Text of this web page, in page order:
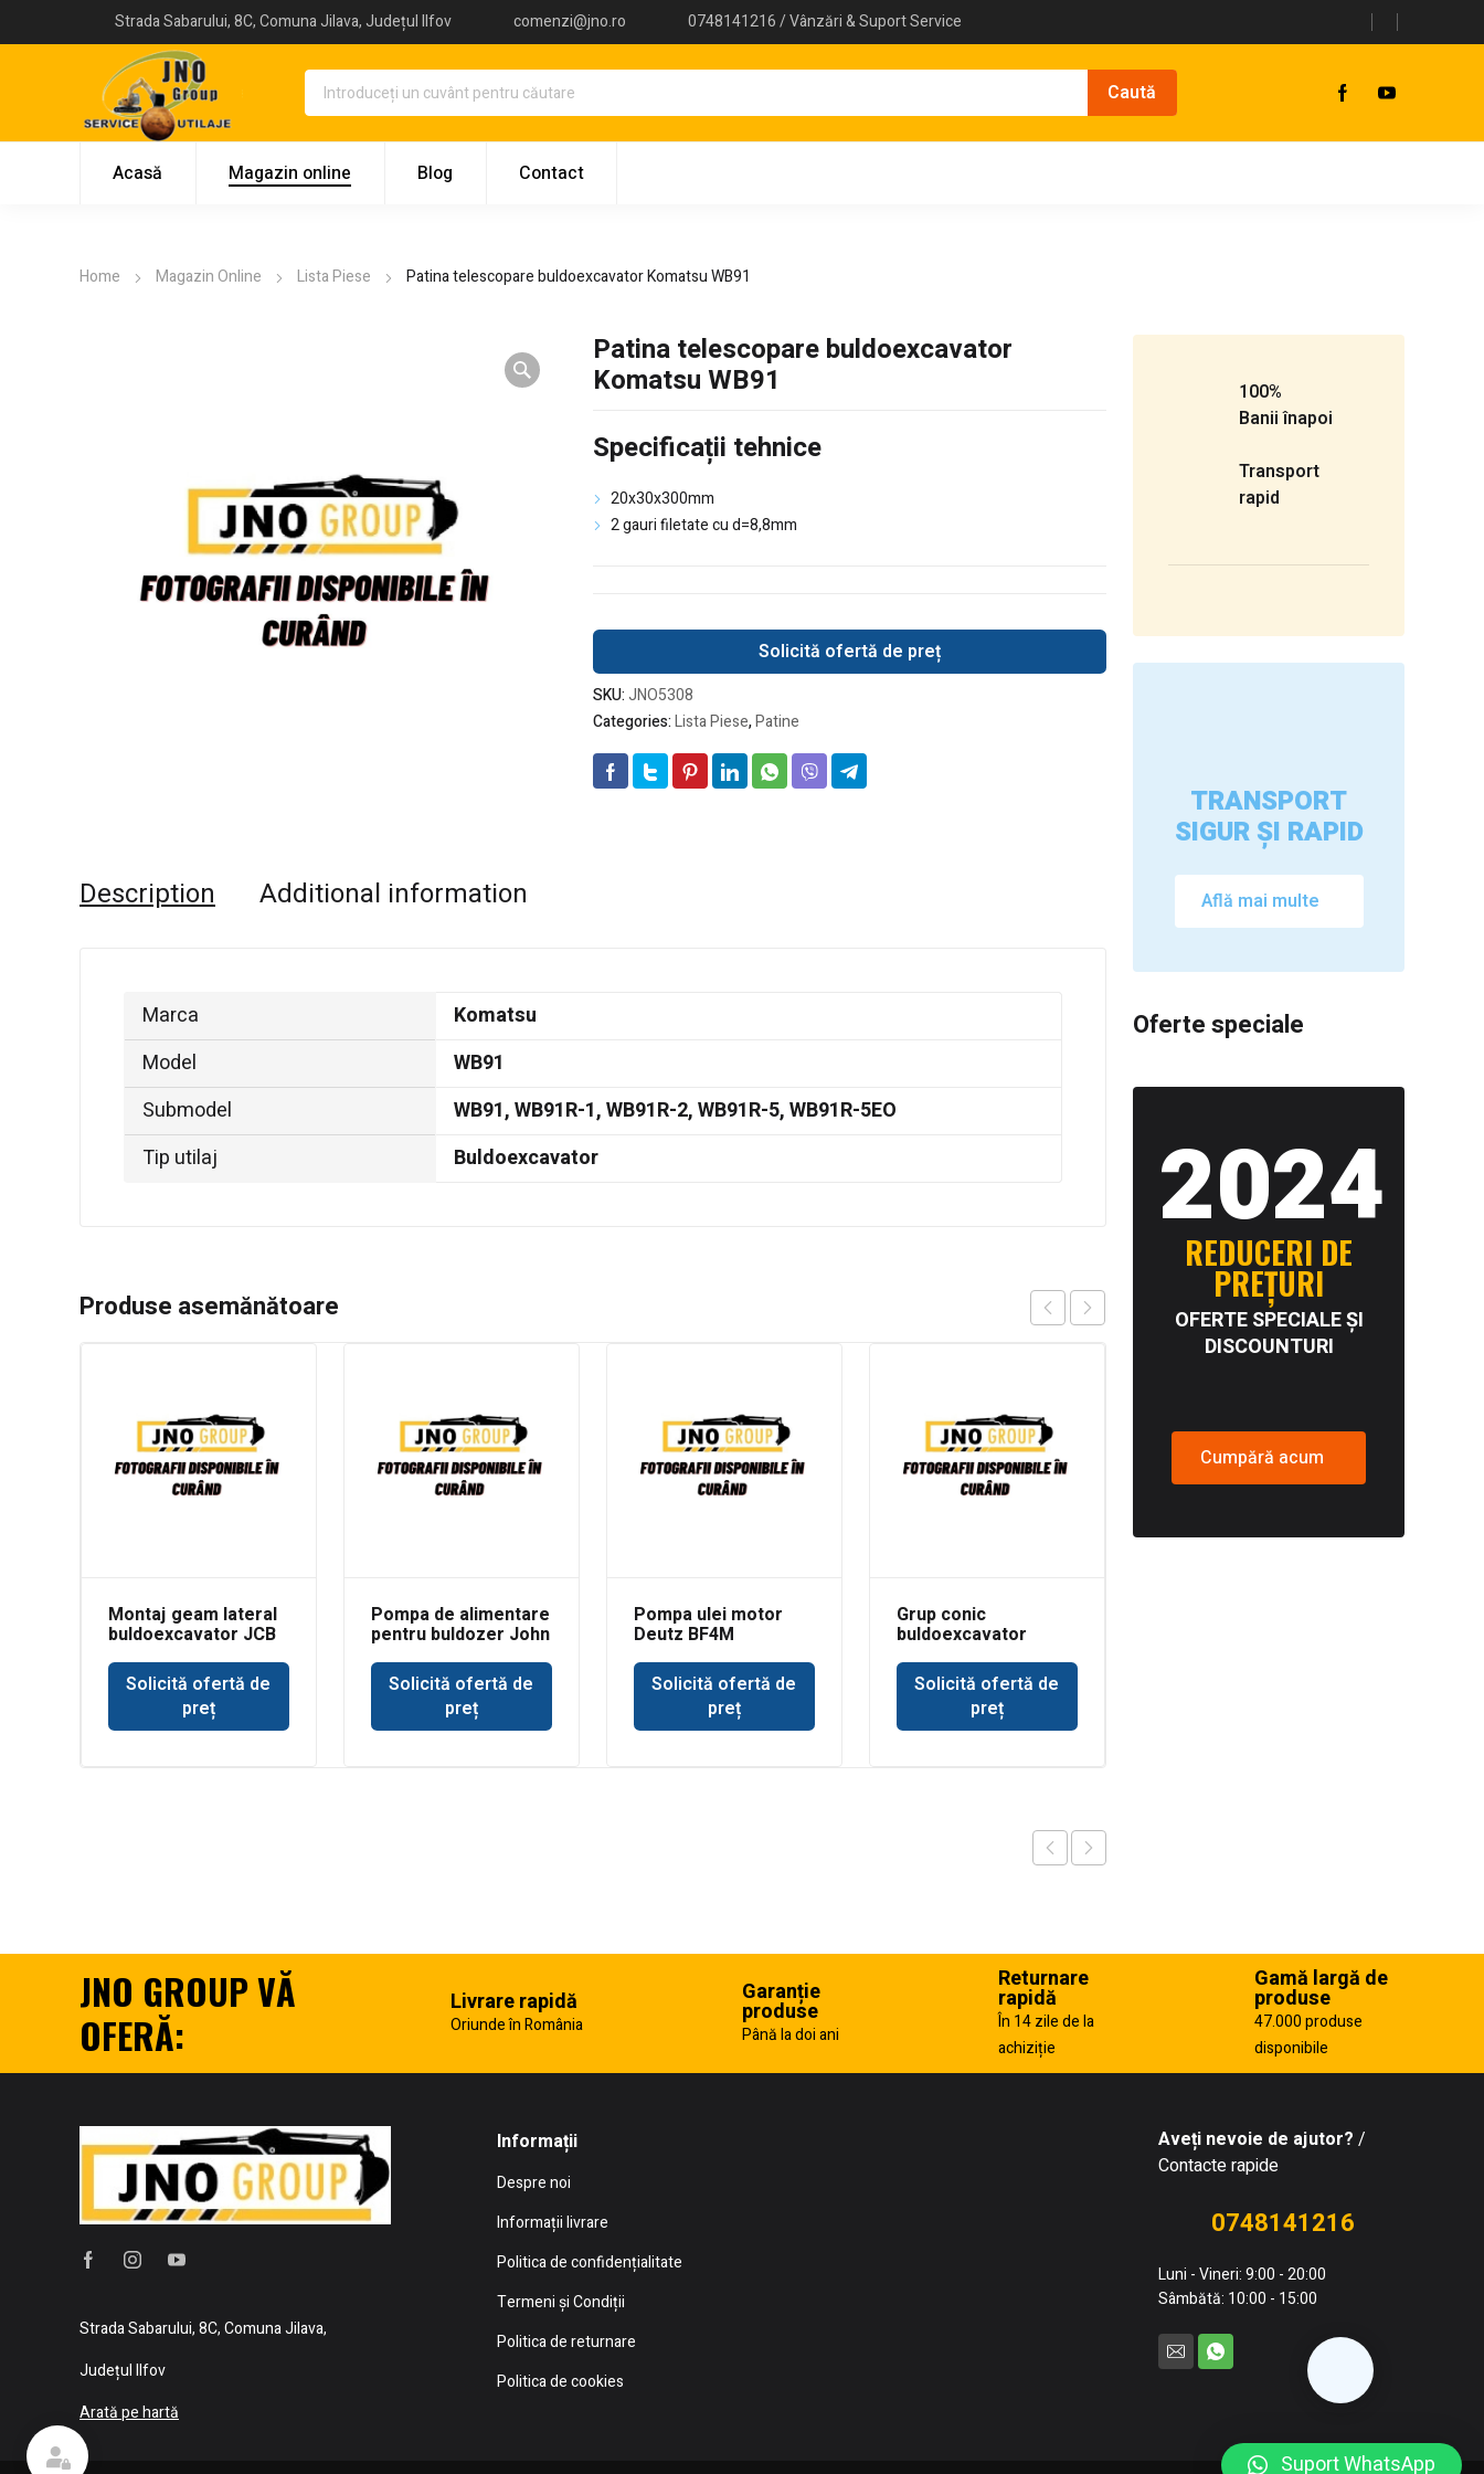
Strada Sabarului, 8C, Comuna Jilava, Județul Ilfov comenzi@jno.ro 0748141216 / Vânzări & Suport Service
Acasă Magazin online Blog Contact
Home Magazin Online Lista Piese Patina telescopare buldoexcavator Komatsu WB91
Patina telescopare buldoexcavator
Komatsu WB91
Specificații tehnice
20x30x300mm
2 gauri filetate cu d=8,8mm
Solicită ofertă de preț
SKU:JNO5308
Categories:Lista Piese,Patine
Description Additional information
Marca
Komatsu
Model
WB91
Submodel
WB91, WB91R-1, WB91R-2, WB91R-5, WB91R-5EO
Tip utilaj
Buldoexcavator
Produse asemănătoare
Montaj geam lateral
buldoexcavator JCB
Solicită ofertă de
preț
Pompa de alimentare
pentru buldozer John
Solicită ofertă de
preț
Pompa ulei motor
Deutz BF4M
Solicită ofertă de
preț
Grup conic
buldoexcavator
Solicită ofertă de
preț
100%
Banii înapoi
Transport
rapid
TRANSPORT
SIGUR ȘI RAPID
Află mai multe
Oferte speciale
2024
REDUCERI DE
PREȚURI
OFERTE SPECIALE ȘI
DISCOUNTURI
Cumpără acum
JNO GROUP VĂ
OFERĂ:
Livrare rapidă
Oriunde în România
Garanție
produse
Până la doi ani
Returnare
rapidă
În 14 zile de la
achiziție
Gamă largă de
produse
47.000 produse
disponibile
Strada Sabarului, 8C, Comuna Jilava,
Județul Ilfov
Arată pe hartă
Informații
Despre noi
Informații livrare
Politica de confidențialitate
Termeni și Condiții
Politica de returnare
Politica de cookies
Aveți nevoie de ajutor? /
Contacte rapide
0748141216
Luni - Vineri: 9:00 - 20:00
Sâmbătă: 10:00 - 15:00
Suport WhatsApp